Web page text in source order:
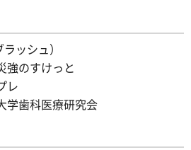
ッシュ）
強のすけっと
レ
学歯科医療研究会